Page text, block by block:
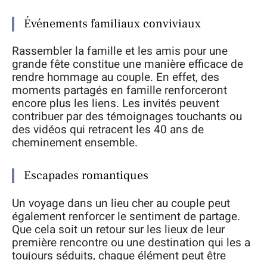
Événements familiaux conviviaux
Rassembler la famille et les amis pour une
grande fête constitue une manière efficace de
rendre hommage au couple. En effet, des
moments partagés en famille renforceront
encore plus les liens. Les invités peuvent
contribuer par des témoignages touchants ou
des vidéos qui retracent les 40 ans de
cheminement ensemble.
Escapades romantiques
Un voyage dans un lieu cher au couple peut
également renforcer le sentiment de partage.
Que cela soit un retour sur les lieux de leur
première rencontre ou une destination qui les a
toujours séduits, chaque élément peut être